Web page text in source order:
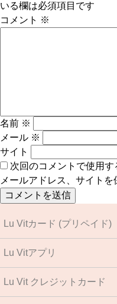
いる欄は必須項目です
コメント ※
名前 ※
メール ※
サイト
次回のコメントで使用す
メールアドレス、サイトを
Lu Vitカード (プリペイド)
Lu Vitアプリ
Lu Vit クレジットカード